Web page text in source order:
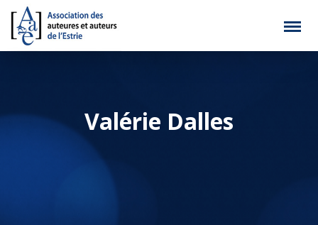
Valérie Dalles